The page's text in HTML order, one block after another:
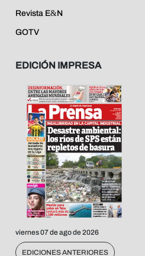
Revista E&N
GOTV
EDICIÓN IMPRESA
viernes 07 de ago de 2026
EDICIONES ANTERIORES